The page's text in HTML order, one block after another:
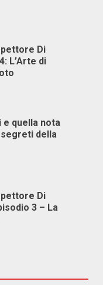
Di
L’Arte di
e quella nota
della
Di
3 – La